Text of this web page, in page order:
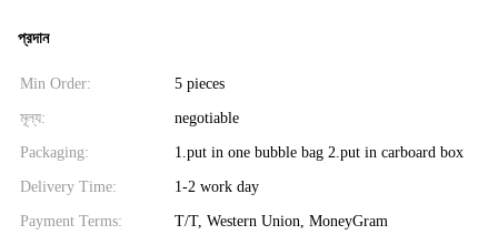
প্রদান
Min Order: 5 pieces
মূল্য: negotiable
Packaging: 1.put in one bubble bag 2.put in carboard box
Delivery Time: 1-2 work day
Payment Terms: T/T, Western Union, MoneyGram